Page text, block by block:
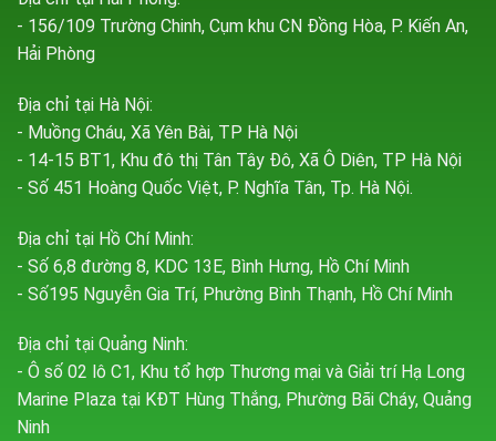
- 156/109 Trường Chinh, Cụm khu CN Đồng Hòa, P. Kiến An,
Hải Phòng
Địa chỉ tại Hà Nội:
- Muồng Cháu, Xã Yên Bài, TP Hà Nội
- 14-15 BT1, Khu đô thị Tân Tây Đô, Xã Ô Diên, TP Hà Nội
- Số 451 Hoàng Quốc Việt, P. Nghĩa Tân, Tp. Hà Nội.
Địa chỉ tại Hồ Chí Minh:
- Số 6,8 đường 8, KDC 13E, Bình Hưng, Hồ Chí Minh
- Số195 Nguyễn Gia Trí, Phường Bình Thạnh, Hồ Chí Minh
Địa chỉ tại Quảng Ninh:
- Ô số 02 lô C1, Khu tổ hợp Thương mại và Giải trí Hạ Long
Marine Plaza tại KĐT Hùng Thắng, Phường Bãi Cháy, Quảng
Ninh